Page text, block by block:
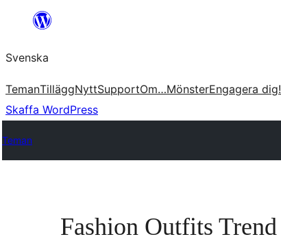
Hoppa
innehåll
Svenska
TemanTilläggNyttSupportOm…MönsterEngagera dig!
Skaffa WordPress
Teman
Fashion Outfits Trend